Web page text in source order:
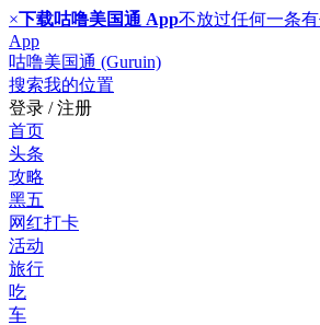
×下载咕噜美国通 App不放过任何一条
App
咕噜美国通 (Guruin)
搜索我的位置
登录 / 注册
首页
头条
攻略
黑五
网红打卡
活动
旅行
吃
车